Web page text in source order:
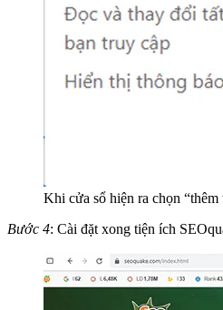
Khi cửa sổ hiện ra chọn “thêm
Bước 4: Cài đặt xong tiện ích